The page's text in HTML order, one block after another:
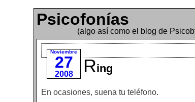
Psicofonías
(algo así como el blog de
Noviembre
27
2008 Ring
En ocasiones, suena tu teléfono.